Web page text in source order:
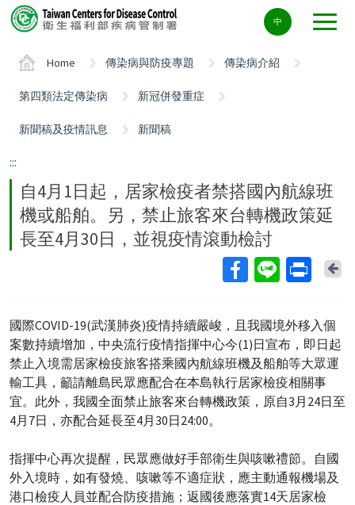
Center
block
中
Home 傳染病與防疫專題 傳染病介紹
第四類法定傳染病 新冠併發重症
新聞稿及疫情訊息 新聞稿
:::
自4月1日起，居家檢疫者禁搭國內航線班
機或船舶。另，禁止旅客來台轉機政策延
長至4月30日，並視疫情滾動檢討
國際COVID-19(武漢肺炎)疫情持續嚴峻，且我國境外移入個
案數持續增加，中央流行疫情指揮中心今(1)日宣布，即日起
禁止入境需居家檢疫旅客搭乘國內航線班機及船舶等大眾運
輸工具，籲請離島民眾應配合在本島執行居家檢疫相關事
宜。此外，我國全面禁止旅客來台轉機政策，原自3月24日至
4月7日，亦配合延長至4月30日24:00。
指揮中心再次提醒，民眾應做好手部衛生與咳嗽禮節。自國
外入境時，如有發燒、咳嗽等不適症狀，應主動通報機場及
港口檢疫人員並配合防疫措施；返國後應落實14天居家檢